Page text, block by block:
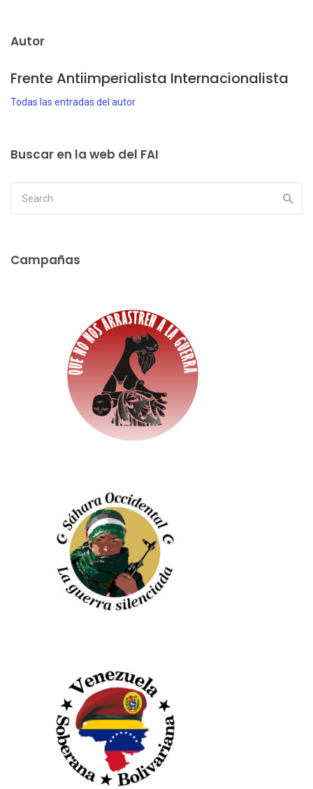
Autor
Frente Antiimperialista Internacionalista
Todas las entradas del autor
Buscar en la web del FAI
Campañas